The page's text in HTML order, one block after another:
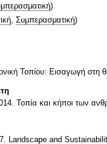
)
, Συμπερασματική)
Τοπίου: Εισαγωγή
Τοπία και κήποι των
Landscape and